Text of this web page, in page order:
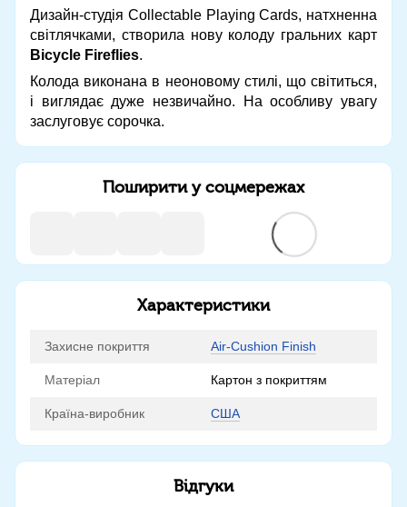
Дизайн-студія Collectable Playing Cards, натхненна
світлячками, створила нову колоду гральних карт
Bicycle Fireflies.
Колода виконана в неоновому стилі, що світиться,
і виглядає дуже незвичайно. На особливу увагу
заслуговує сорочка.
Поширити у соцмережах
Характеристики
Захисне покриття Air-Cushion Finish
Матеріал Картон з покриттям
Країна-виробник США
Відгуки